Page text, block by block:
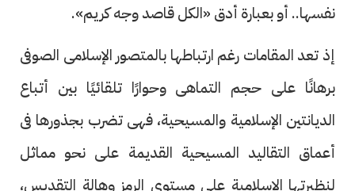
نفسها.. أو بعبارة أدق «الكل قاصد وجه كريم».
إذ تعد المقامات رغم ارتباطها بالمتصور الإسلامى الصوفى
برهانًا على حجم التماهى وحوارًا تلقائيًا بين أتباع
الديانتين الإسلامية والمسيحية، فهى تضرب بجذورها فى
أعماق التقاليد المسيحية القديمة على نحو مماثل
لنظيرتها الإسلامية على مستوى الرمز وهالة التقديس،